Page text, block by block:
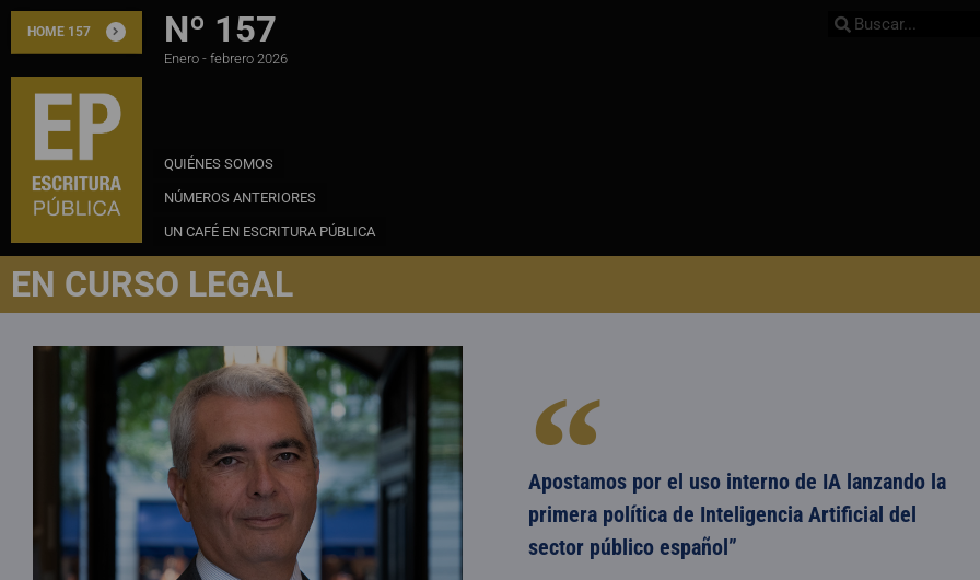
HOME 157 Nº 157
Enero - febrero 2026
QUIÉNES SOMOS
NÚMEROS ANTERIORES
UN CAFÉ EN ESCRITURA PÚBLICA
EN CURSO LEGAL
Apostamos por el uso interno de IA lanzando la
primera política de Inteligencia Artificial del
sector público español”